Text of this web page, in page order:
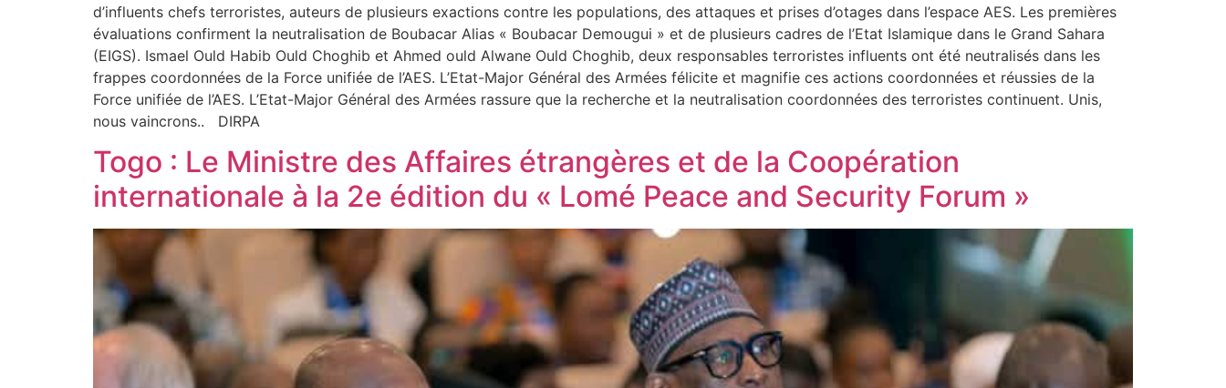
d’influents chefs terroristes, auteurs de plusieurs exactions contre les populations, des attaques et prises d’otages dans l’espace AES. Les premières
évaluations confirment la neutralisation de Boubacar Alias « Boubacar Demougui » et de plusieurs cadres de l’Etat Islamique dans le Grand Sahara
(EIGS). Ismael Ould Habib Ould Choghib et Ahmed ould Alwane Ould Choghib, deux responsables terroristes influents ont été neutralisés dans les
frappes coordonnées de la Force unifiée de l’AES. L’Etat-Major Général des Armées félicite et magnifie ces actions coordonnées et réussies de la
Force unifiée de l’AES. L’Etat-Major Général des Armées rassure que la recherche et la neutralisation coordonnées des terroristes continuent. Unis,
nous vaincrons.. DIRPA
Togo : Le Ministre des Affaires étrangères et de la Coopération
internationale à la 2e édition du « Lomé Peace and Security Forum »